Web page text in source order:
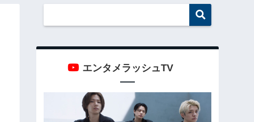
エンタメラッシュTV